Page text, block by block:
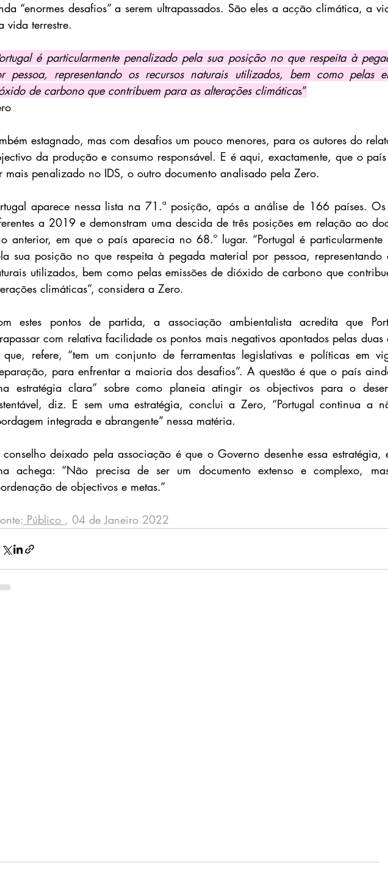
“enormes desafios” a serem ultrapassados. São eles a acção climática, a
vida terrestre.
é particularmente penalizado pela sua posição no que respeita à
pessoa, representando os recursos naturais utilizados, bem como pelas
de carbono que contribuem para as alterações climáticas”
estagnado, mas com desafios um pouco menores, para os autores do
da produção e consumo responsável. E é aqui, exactamente, que o
mais penalizado no IDS, o outro documento analisado pela Zero.
aparece nessa lista na 71.ª posição, após a análise de 166 países.
a 2019 e demonstram uma descida de três posições em relação ao
anterior, em que o país aparecia no 68.º lugar. “Portugal é particularmente
sua posição no que respeita à pegada material por pessoa, representando
utilizados, bem como pelas emissões de dióxido de carbono que
climáticas”, considera a Zero.
estes pontos de partida, a associação ambientalista acredita que
com relativa facilidade os pontos mais negativos apontados pelas duas
refere, “tem um conjunto de ferramentas legislativas e políticas em
para enfrentar a maioria dos desafios”. A questão é que o país
estratégia clara” sobre como planeia atingir os objectivos para o
diz. E sem uma estratégia, conclui a Zero, “Portugal continua a
integrada e abrangente” nessa matéria.
deixado pela associação é que o Governo desenhe essa estratégia,
achega: “Não precisa de ser um documento extenso e complexo,
de objectivos e metas.”
Público , 04 de Janeiro 2022